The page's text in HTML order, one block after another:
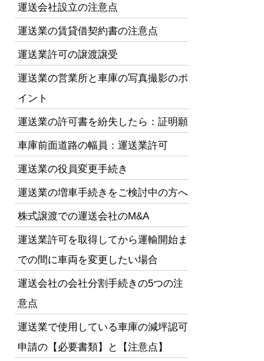
運送会社設立の注意点
運送業の賃貸借契約書の注意点
運送業許可の譲渡譲受
運送業の営業所と車庫の写真撮影のポ
イント
運送業の許可書を紛失したら：証明願
車庫前面道路の幅員：運送業許可
運送業の役員変更手続き
運送業の増車手続きをご検討中の方へ
株式譲渡での運送会社のM&A
運送業許可を取得してから運輸開始ま
での間に車両を変更したい場合
運送会社の会社分割手続きの5つの注
意点
運送業で使用している車庫の減坪認可
申請の【必要書類】と【注意点】